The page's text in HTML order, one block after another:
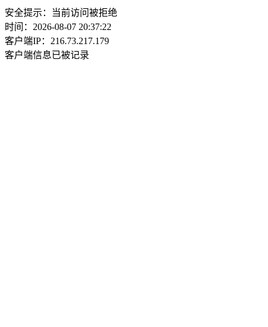
安全提示：当前访问被拒绝
时间：2026-08-07 20:37:22
客户端IP：216.73.217.179
客户端信息已被记录